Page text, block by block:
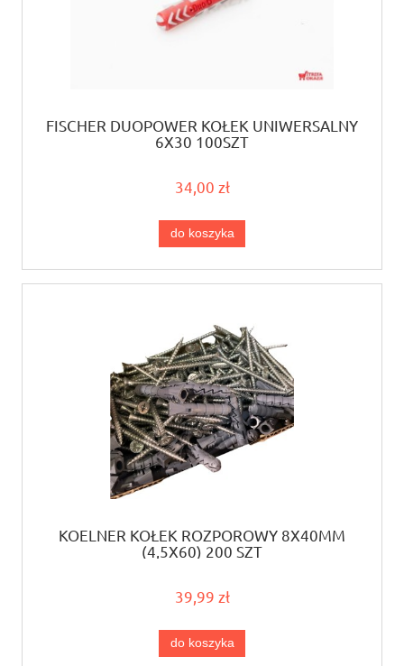
FISCHER DUOPOWER KOŁEK UNIWERSALNY
6X30 100SZT
34,00 zł
do koszyka
KOELNER KOŁEK ROZPOROWY 8X40MM
(4,5X60) 200 SZT
39,99 zł
do koszyka